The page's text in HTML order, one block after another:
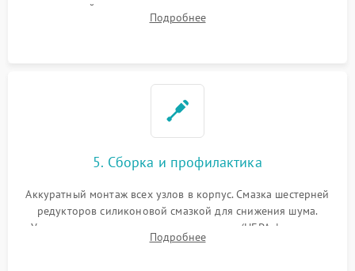
двигателей, изношенного аккумулятора, неисправного
лидара или помпы подачи воды. Восстановление шлейфов и
Подробнее
5. Сборка и профилактика
Аккуратный монтаж всех узлов в корпус. Смазка шестерней
редукторов силиконовой смазкой для снижения шума.
Установка новых расходных материалов (HEPA-фильтров,
микрофибры, щеток). Надежная фиксация разъемов и
Подробнее